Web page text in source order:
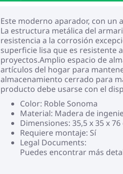
Este moderno aparador, con un
La estructura metálica del
resistencia a la corrosión
superficie lisa que es resistente
proyectos.Amplio espacio de
artículos del hogar para
almacenamiento cerrado para
producto debe usarse con el
Color: Roble Sonoma
Material: Madera de
Dimensiones: 35,5 x 35 x
Requiere montaje: Sí
Legal Documents:
Puedes encontrar más